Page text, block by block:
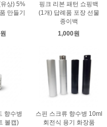
상) 5%
만들기
핑크 리본 패턴 쇼핑백
(1개) 답례품 포장 선물
종이백
1,000원
향수병
볼캡)
스핀 스크류 향수병 10ml
회전식 용기 화장품